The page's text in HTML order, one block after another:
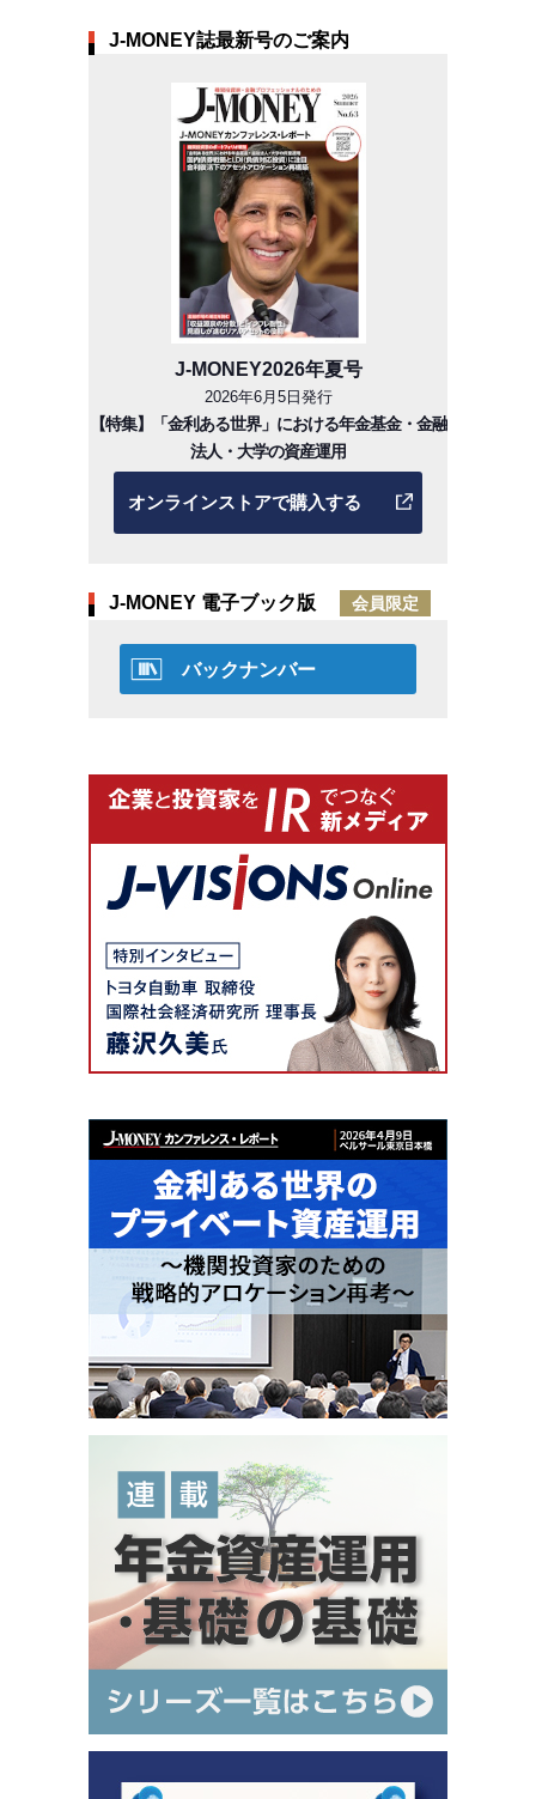
J-MONEY誌最新号のご案内
J-MONEY2026年夏号
2026年6月5日発行
【特集】「金利ある世界」における年金基金・金融
法人・大学の資産運用
オンラインストアで購入する
J-MONEY 電子ブック版 会員限定
バックナンバー